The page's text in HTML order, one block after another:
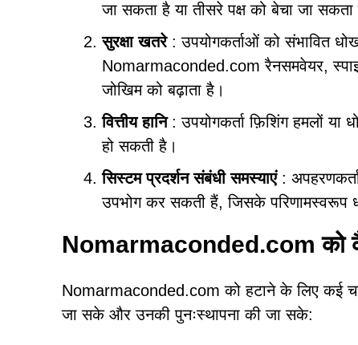
जा सकता है या तीसरे पक्ष को बेचा जा सकता
सुरक्षा खतरे: उपयोगकर्ताओं को संभावित
Nomarmaconded.com रैनसमवेयर,
जोखिम को बढ़ाता है।
वित्तीय हानि: उपयोगकर्ता फ़िशिंग हमलों या
हो सकती है।
सिस्टम प्रदर्शन संबंधी समस्याएं:
उपभोग कर सकती हैं, जिसके परिणामस्वरूप
Nomarmaconded.com को
Nomarmaconded.com को हटाने के लिए कई
जा सके और उनकी पुनःस्थापना की जा सके: